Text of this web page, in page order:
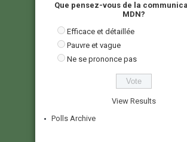
Que pensez-vous de la
MDN?
Efficace et détaillée
Pauvre et vague
Ne se prononce pas
View Results
Polls Archive